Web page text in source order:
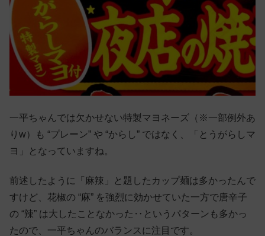
一平ちゃんでは欠かせない特製マヨネーズ（※一部例外あ
りw）も “プレーン” や “からし” ではなく、「とうがらしマ
ヨ」となっていますね。
前述したように「麻辣」と題したカップ麺は多かったんで
すけど、花椒の “麻” を強烈に効かせていた一方で唐辛子
の “辣” は大したことなかった‥というパターンも多かっ
たので、一平ちゃんのバランスに注目です。